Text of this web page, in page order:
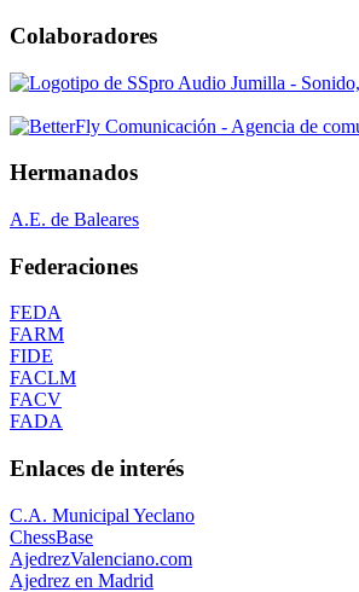
Colaboradores
Hermanados
A.E. de Baleares
Federaciones
FEDA
FARM
FIDE
FACLM
FACV
FADA
Enlaces de interés
C.A. Municipal Yeclano
ChessBase
AjedrezValenciano.com
Ajedrez en Madrid